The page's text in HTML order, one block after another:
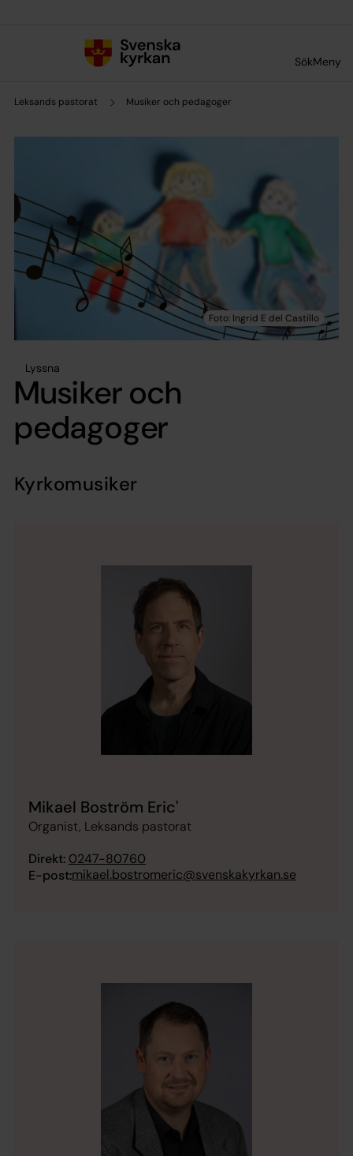
SökMeny
Leksands pastorat Musiker och pedagoger
Lyssna
Musiker och
pedagoger
Kyrkomusiker
Mikael Boström Eric'
Organist, Leksands pastorat
Direkt: 0247-80760
E-post:mikael.bostromeric@svenskakyrkan.se